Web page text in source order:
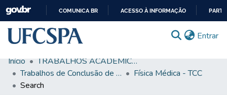
CONTEÚDO
COMUNICA BR ACESSO À INFORMAÇÃO
Entrar
Comunidades & Coleções
Busca Facetada
Início
TRABALHOS ACADÊMICOS
Trabalhos de Conclusão de Curso de Graduação
Física Médica - TCC
Search